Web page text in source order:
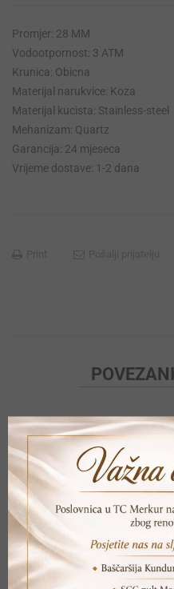
Promjer: 28 MM
Vodootpornost: 3 ATM
Krunica: Obicna
Materijal narukvice: Koza
Materijal kucista: Stainless-steel
Mehanizam: Quartz
Garancija: 24 mjeseca
Vrijeme dostave: 1-2 dana